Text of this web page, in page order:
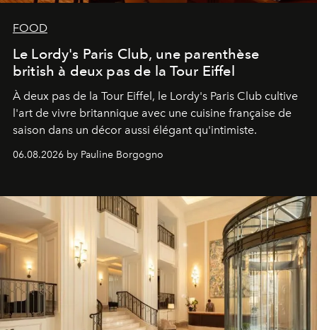
FOOD
Le Lordy's Paris Club, une parenthèse
british à deux pas de la Tour Eiffel
À deux pas de la Tour Eiffel, le Lordy's Paris Club cultive
l'art de vivre britannique avec une cuisine française de
saison dans un décor aussi élégant qu'intimiste.
06.08.2026 by Pauline Borgogno